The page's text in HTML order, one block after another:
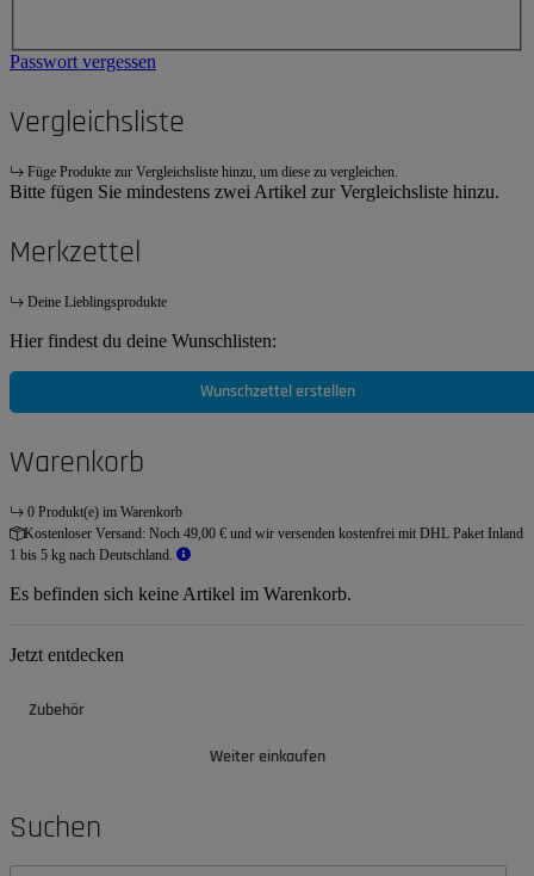
Passwort vergessen
Vergleichsliste
Füge Produkte zur Vergleichsliste hinzu, um diese zu vergleichen.
Bitte fügen Sie mindestens zwei Artikel zur Vergleichsliste hinzu.
Merkzettel
Deine Lieblingsprodukte
Hier findest du deine Wunschlisten:
Wunschzettel erstellen
Warenkorb
0 Produkt(e) im Warenkorb
Kostenloser Versand: Noch 49,00 € und wir versenden kostenfrei mit DHL Paket Inland
1 bis 5 kg nach Deutschland.
Es befinden sich keine Artikel im Warenkorb.
Jetzt entdecken
Zubehör
Weiter einkaufen
Suchen